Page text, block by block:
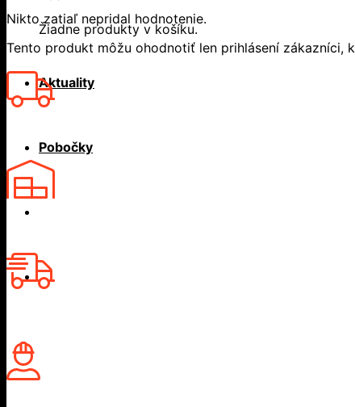
Žiadne produkty v košíku.
Aktuality
Pobočky
Nikto zatiaľ nepridal hodnotenie.
Tento produkt môžu ohodnotiť len prihlásení zákazníci,